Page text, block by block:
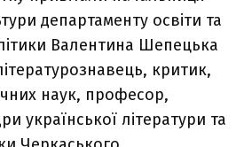
департаменту освіти та
Валентина Шепецька
критик,
наук, професор,
української літератури та